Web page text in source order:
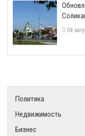
04
Политика
Недвижимость
Бизнес